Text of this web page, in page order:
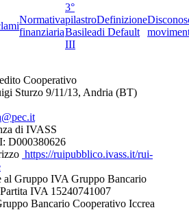
Normativa
finanziaria
3°
pilastro
Basilea
III
Definizione
di Default
Cooperativo
Sturzo 9/11/13, Andria (BT)
di IVASS
D000380626
https://ruipubblico.ivass.it/rui-
al Gruppo IVA Gruppo Bancario
IVA 15240741007
Bancario Cooperativo Iccrea